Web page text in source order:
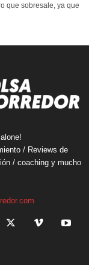
que sobresale, ya que
/ Reviews de
/ coaching y mucho